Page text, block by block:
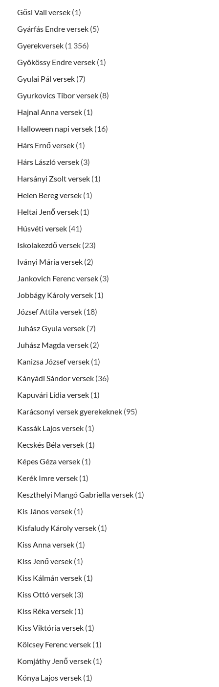
Gősi Vali versek (1)
Gyárfás Endre versek (5)
Gyerekversek (1 356)
Gyökössy Endre versek (1)
Gyulai Pál versek (7)
Gyurkovics Tibor versek (8)
Hajnal Anna versek (1)
Halloween napi versek (16)
Hárs Ernő versek (1)
Hárs László versek (3)
Harsányi Zsolt versek (1)
Helen Bereg versek (1)
Heltai Jenő versek (1)
Húsvéti versek (41)
Iskolakezdő versek (23)
Iványi Mária versek (2)
Jankovich Ferenc versek (3)
Jobbágy Károly versek (1)
József Attila versek (18)
Juhász Gyula versek (7)
Juhász Magda versek (2)
Kanizsa József versek (1)
Kányádi Sándor versek (36)
Kapuvári Lídia versek (1)
Karácsonyi versek gyerekeknek (95)
Kassák Lajos versek (1)
Kecskés Béla versek (1)
Képes Géza versek (1)
Kerék Imre versek (1)
Keszthelyi Mangó Gabriella versek (1)
Kis János versek (1)
Kisfaludy Károly versek (1)
Kiss Anna versek (1)
Kiss Jenő versek (1)
Kiss Kálmán versek (1)
Kiss Ottó versek (3)
Kiss Réka versek (1)
Kiss Viktória versek (1)
Kölcsey Ferenc versek (1)
Komjáthy Jenő versek (1)
Kónya Lajos versek (1)